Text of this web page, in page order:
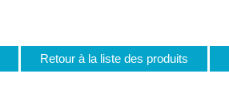
Retour à la liste des produits